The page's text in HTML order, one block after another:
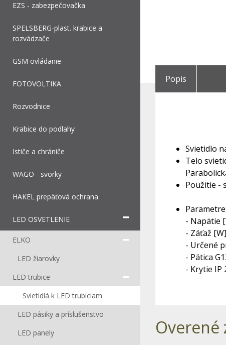
EZS - zabezpečovačka
SPELSBERG-plast. krabice a
rozvádzače
GSM ovládanie
FOTOVOLTIKA
Rozvodnice
Krabice do podlahy
Ističe a chrániče
WAGO - svorky
HAKEL prepäťová ochrana
LED OSVETLENIE
ELKO
LED žiarovky
LED trubice
Svietidlá k LED trubiciam
LED pásiky a príslušenstvo
LED panely
Popis
Svietidlo
Telo
Použitie -
Parametre:
- Napätie
- Záťaž
- Určené
- Pätica
- Krytie IP
Overené